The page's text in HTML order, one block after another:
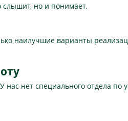
слышит, но и понимает.
наилучшие варианты
нас нет специального отдела